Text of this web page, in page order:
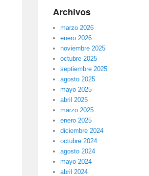
Archivos
marzo 2026
enero 2026
noviembre 2025
octubre 2025
septiembre 2025
agosto 2025
mayo 2025
abril 2025
marzo 2025
enero 2025
diciembre 2024
octubre 2024
agosto 2024
mayo 2024
abril 2024